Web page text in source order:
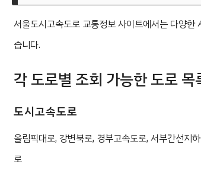
서울도시고속도로 교통정보 사이트에서는 다양
습니다.
각 도로별 조회 가능한 도로 목
도시고속도로
올림픽대로, 강변북로, 경부고속도로, 서부간선지
로